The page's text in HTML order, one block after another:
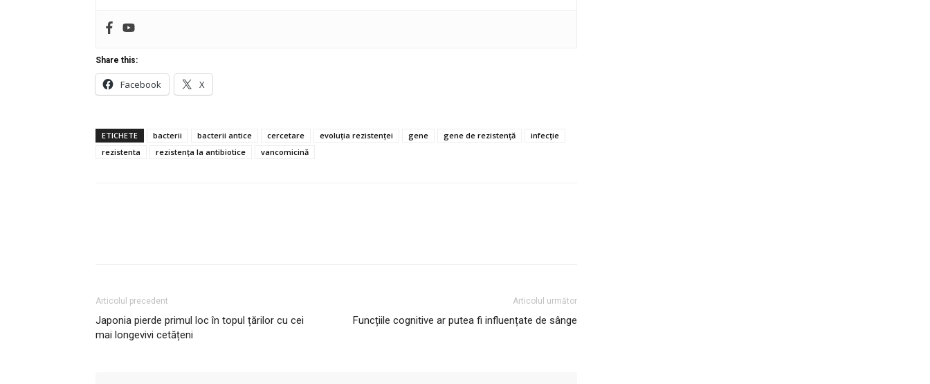
Share this:
Facebook X
ETICHETE bacterii bacterii antice cercetare evoluția rezistenței gene gene de rezistență
infecție
rezistenta
rezistența la antibiotice vancomicină
Articolul precedent
Japonia pierde primul loc în topul țărilor cu cei
mai longevivi cetățeni
Articolul următor
Funcțiile cognitive ar putea fi influențate de sânge